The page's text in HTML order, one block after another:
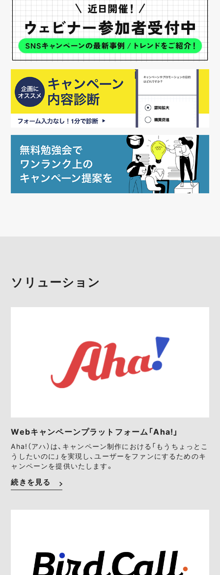
ソリューション
Webキャンペーンプラットフォーム「Aha!」
Aha!（アハ）は、キャンペーン制作における「もうちょっとこ
うしたいのに」を実現し、ユーザーをファンにするためのキ
ャンペーンを提供いたします。
続きを見る